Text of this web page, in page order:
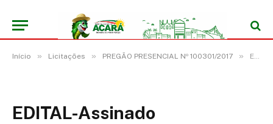
Início » Licitações » PREGÃO PRESENCIAL Nº 100301/2017 » EDITAL-Assinado
EDITAL-Assinado